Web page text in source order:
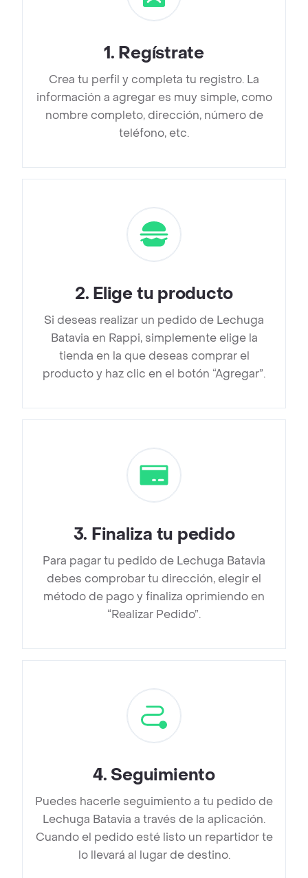
1. Regístrate
Crea tu perfil y completa tu registro. La
información a agregar es muy simple, como
nombre completo, dirección, número de
teléfono, etc.
2. Elige tu producto
Si deseas realizar un pedido de Lechuga
Batavia en Rappi, simplemente elige la
tienda en la que deseas comprar el
producto y haz clic en el botón “Agregar”.
3. Finaliza tu pedido
Para pagar tu pedido de Lechuga Batavia
debes comprobar tu dirección, elegir el
método de pago y finaliza oprimiendo en
“Realizar Pedido”.
4. Seguimiento
Puedes hacerle seguimiento a tu pedido de
Lechuga Batavia a través de la aplicación.
Cuando el pedido esté listo un repartidor te
lo llevará al lugar de destino.